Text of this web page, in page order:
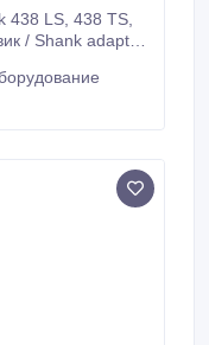
438 TS,
/ R32 /
/ 38мм